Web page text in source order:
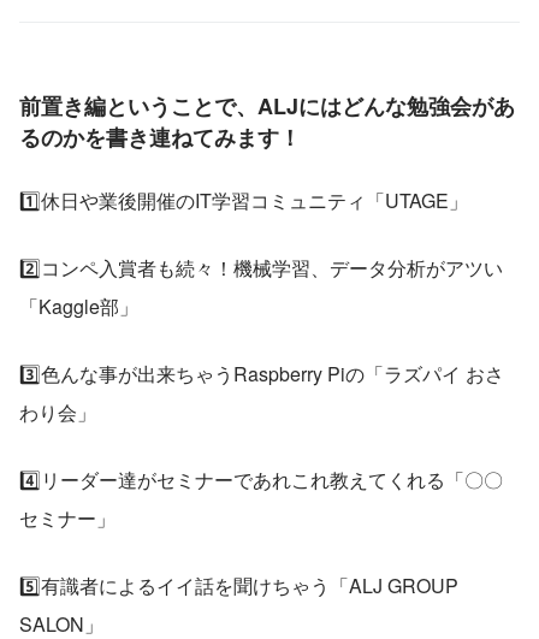
前置き編ということで、ALJにはどんな勉強会があ
るのかを書き連ねてみます！
1️⃣休日や業後開催のIT学習コミュニティ「UTAGE」
2️⃣コンペ入賞者も続々！機械学習、データ分析がアツい
「Kaggle部」
3️⃣色んな事が出来ちゃうRaspberry Piの「ラズパイ おさ
わり会」
4️⃣リーダー達がセミナーであれこれ教えてくれる「〇〇
セミナー」
5️⃣有識者によるイイ話を聞けちゃう「ALJ GROUP
SALON」